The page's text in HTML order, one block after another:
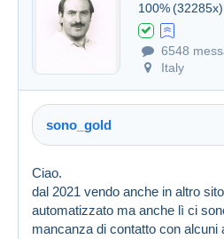
Created on 16 Jan 2024 at
100% (32285x)
6548
Italy
sono_gold
Ciao.
dal 2021 vendo anche in altro
automatizzato ma anche lì ci
mancanza di contatto con alcuni